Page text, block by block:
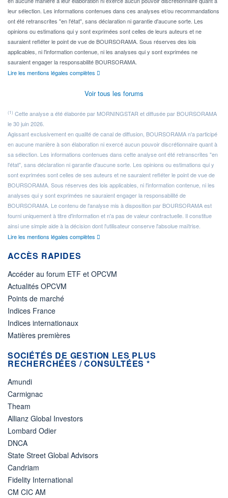
leur sélection. Les informations contenues dans ces analyses et/ou recommandations
ont été retranscrites "en l'état", sans déclaration ni garantie d'aucune sorte. Les
opinions ou estimations qui y sont exprimées sont celles de leurs auteurs et ne
sauraient refléter le point de vue de BOURSORAMA. Sous réserves des lois
applicables, ni l'information contenue, ni les analyses qui y sont exprimées ne
sauraient engager la responsabilité BOURSORAMA.
Lire les mentions légales complètes
Voir tous les forums
(1) Cette analyse a été élaborée par MORNINGSTAR et diffusée par BOURSORAMA
le 30 juin 2026.
Agissant exclusivement en qualité de canal de diffusion, BOURSORAMA n'a participé
en aucune manière à son élaboration ni exercé aucun pouvoir discrétionnaire quant à
sa sélection. Les informations contenues dans cette analyse ont été retranscrites "en
l'état", sans déclaration ni garantie d'aucune sorte. Les opinions ou estimations qui y
sont exprimées sont celles de ses auteurs et ne sauraient refléter le point de vue de
BOURSORAMA. Sous réserves des lois applicables, ni l'information contenue, ni les
analyses qui y sont exprimées ne sauraient engager la responsabilité de
BOURSORAMA. Le contenu de l'analyse mis à disposition par BOURSORAMA est
fourni uniquement à titre d'information et n'a pas de valeur contractuelle. Il constitue
ainsi une simple aide à la décision dont l'utilisateur conserve l'absolue maîtrise.
Lire les mentions légales complètes
ACCÈS RAPIDES
Accéder au forum ETF et OPCVM
Actualités OPCVM
Points de marché
Indices France
Indices internationaux
Matières premières
SOCIÉTÉS DE GESTION LES PLUS
RECHERCHÉES / CONSULTÉES *
Amundi
Carmignac
Theam
Allianz Global Investors
Lombard Odier
DNCA
State Street Global Advisors
Candriam
Fidelity International
CM CIC AM